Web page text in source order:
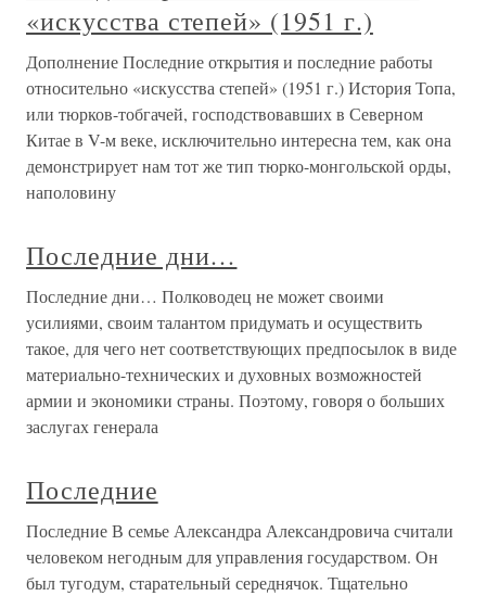
«искусства степей» (1951 г.)
Дополнение Последние открытия и последние работы
относительно «искусства степей» (1951 г.) История Топа,
или тюрков-тобгачей, господствовавших в Северном
Китае в V-м веке, исключительно интересна тем, как она
демонстрирует нам тот же тип тюрко-монгольской орды,
наполовину
Последние дни…
Последние дни… Полководец не может своими
усилиями, своим талантом придумать и осуществить
такое, для чего нет соответствующих предпосылок в виде
материально-технических и духовных возможностей
армии и экономики страны. Поэтому, говоря о больших
заслугах генерала
Последние
Последние В семье Александра Александровича считали
человеком негодным для управления государством. Он
был тугодум, старательный середнячок. Тщательно